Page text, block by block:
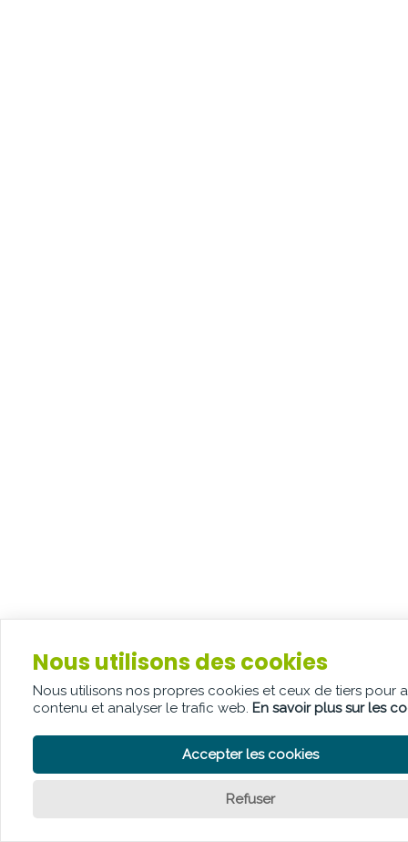
Nous utilisons des cookies
Nous utilisons nos propres cookies et ceux de tiers pour
contenu et analyser le trafic web. En savoir plus sur les
Accepter les cookies
Refuser